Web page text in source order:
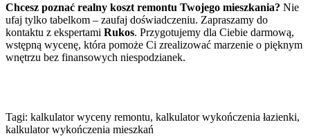
Chcesz poznać realny koszt remontu Twojego mieszkania? Nie
ufaj tylko tabelkom – zaufaj doświadczeniu. Zapraszamy do
kontaktu z ekspertami Rukos. Przygotujemy dla Ciebie darmową,
wstępną wycenę, która pomoże Ci zrealizować marzenie o pięknym
wnętrzu bez finansowych niespodzianek.
Tagi: kalkulator wyceny remontu, kalkulator wykończenia łazienki,
kalkulator wykończenia mieszkań